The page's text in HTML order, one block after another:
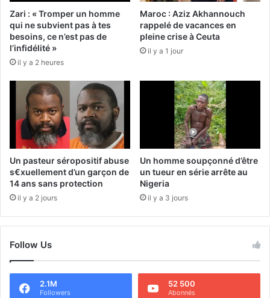
Zari : « Tromper un homme
qui ne subvient pas à tes
besoins, ce n’est pas de
l’infidélité »
il y a 2 heures
Maroc : Aziz Akhannouch
rappelé de vacances en
pleine crise à Ceuta
il y a 1 jour
Un pasteur séropositif abuse
s€xuellement d’un garçon de
14 ans sans protection
il y a 2 jours
Un homme soupçonné d’être
un tueur en série arrête au
Nigeria
il y a 3 jours
Follow Us
2.1M
Followers
52 500
Abonnés